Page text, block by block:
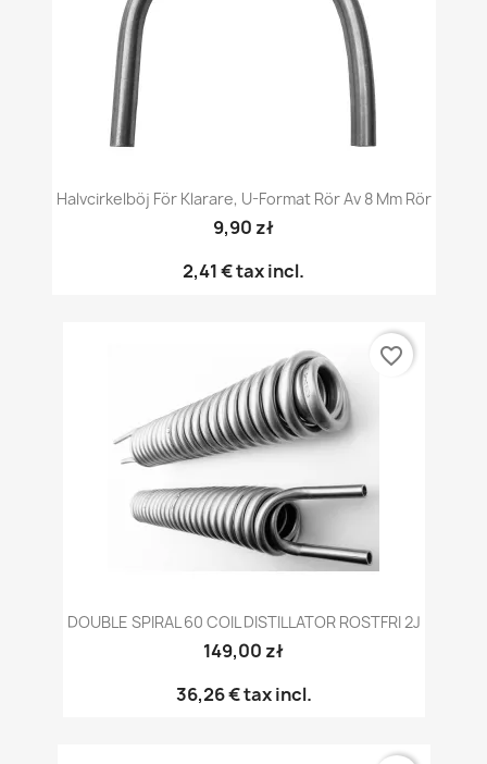
Halvcirkelböj För Klarare, U-Format Rör Av 8 Mm Rör
9,90 zł
2,41 €tax incl.
DOUBLE SPIRAL 60 COIL DISTILLATOR ROSTFRI 2J
149,00 zł
36,26 €tax incl.
favorite_border